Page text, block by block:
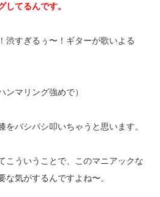
してるんです。
渋すぎるぅ〜！ギターが歌いよる
ンマリング強めで）
をバシバシ叩いちゃうと思います。
こういうことで、このマニアックな
気がするんですよね〜。